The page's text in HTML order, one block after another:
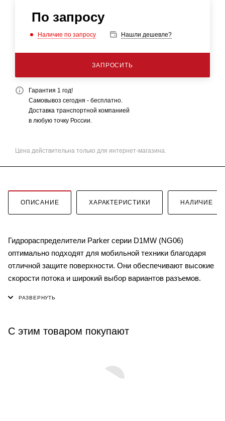
По запросу
Наличие по запросу Нашли дешевле?
ЗАПРОСИТЬ
Гарантия 1 год!
Самовывоз сегодня - бесплатно.
Доставка транспортной компанией
в любую точку России.
Цена действительна только для интернет-магазина.
ОПИСАНИЕ ХАРАКТЕРИСТИКИ НАЛИЧИЕ
Гидрораспределители Parker серии D1MW (NG06)
оптимально подходят для мобильной техники благодаря
отличной защите поверхности. Они обеспечивают высокие
скорости потока и широкий выбор вариантов разъемов.
С этим товаром покупают